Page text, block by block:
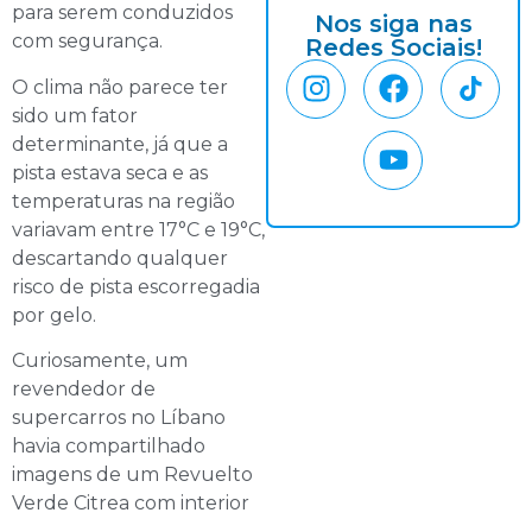
para serem conduzidos
com segurança.
O clima não parece ter
sido um fator
determinante, já que a
pista estava seca e as
temperaturas na região
variavam entre 17°C e 19°C,
descartando qualquer
risco de pista escorregadia
por gelo.
Curiosamente, um
revendedor de
supercarros no Líbano
havia compartilhado
imagens de um Revuelto
Verde Citrea com interior
Nos siga nas
Redes Sociais!